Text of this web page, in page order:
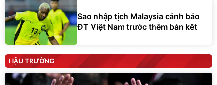
Sao nhập tịch Malaysia cảnh báo
ĐT Việt Nam trước thềm bán kết
HẬU TRƯỜNG